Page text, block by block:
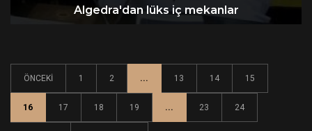
Algedra'dan lüks iç mekanlar
ÖNCEKI 1 2 ... 13 14 15
16 17 18 19 ... 23 24